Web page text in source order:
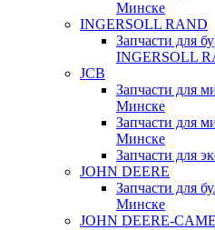
Минске
INGERSOLL RAND
Запчасти для
INGERSOLL
JCB
Запчасти для
Минске
Запчасти для
Минске
Запчасти для
JOHN DEERE
Запчасти для
Минске
JOHN DEERE-